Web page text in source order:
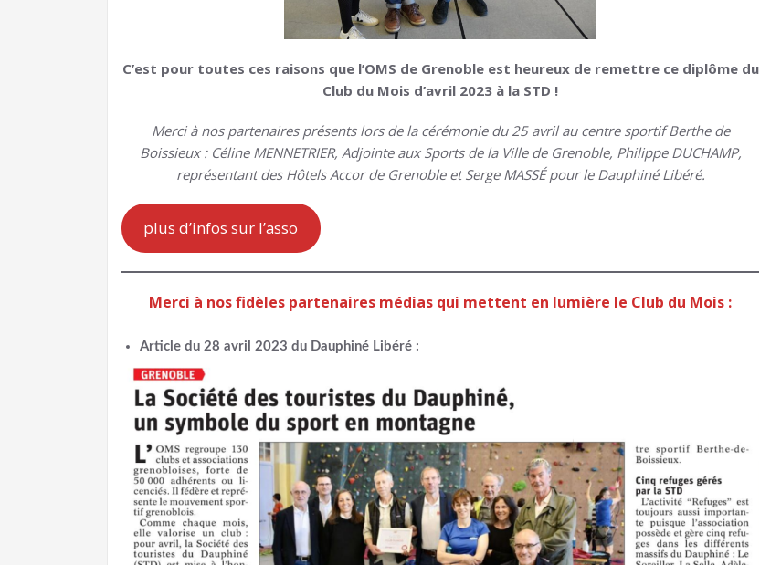
C’est pour toutes ces raisons que l’OMS de Grenoble est heureux de remettre ce diplôme du
Club du Mois d’avril 2023 à la STD !
Merci à nos partenaires présents lors de la cérémonie du 25 avril au centre sportif Berthe de
Boissieux : Céline MENNETRIER, Adjointe aux Sports de la Ville de Grenoble, Philippe DUCHAMP,
représentant des Hôtels Accor de Grenoble et Serge MASSÉ pour le Dauphiné Libéré.
plus d’infos sur l’asso
Merci à nos fidèles partenaires médias qui mettent en lumière le Club du Mois :
Article du 28 avril 2023 du Dauphiné Libéré :